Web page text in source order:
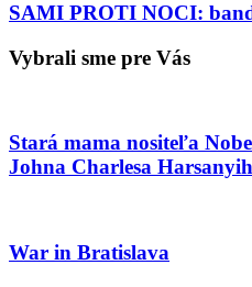
SAMI PROTI NOCI:
Vybrali sme pre Vás
Stará mama nositeľa
Johna Charlesa
War in Bratislava